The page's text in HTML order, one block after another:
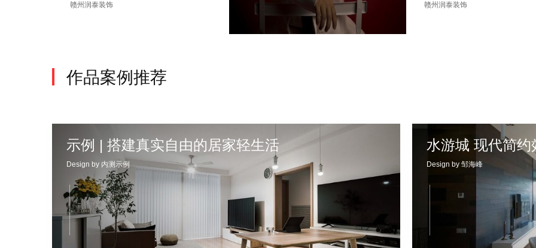
赣州润泰装饰 赣州润泰装饰
作品案例推荐
示例 | 搭建真实自由的居家轻生活
Design by 内测示例
水游城 现代简约
Design by 邹海峰